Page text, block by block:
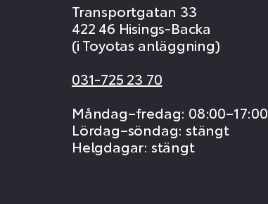
Transportgatan 33
422 46 Hisings-Backa
(i Toyotas anläggning)
031-725 23 70
Måndag–fredag: 08:00–17:00
Lördag–söndag: stängt
Helgdagar: stängt